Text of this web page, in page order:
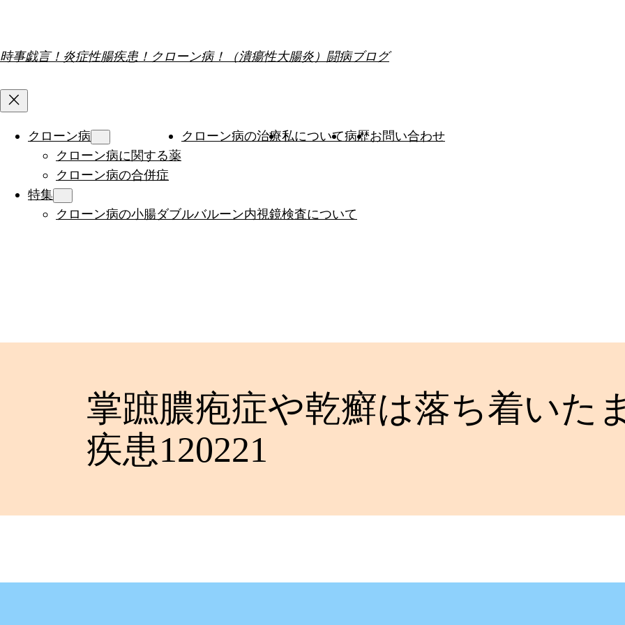
を
ス
キ
ッ
時事戯言！炎症性腸疾患！クローン病！（潰瘍性大腸炎）闘病ブログ
クローン病
クローン病に関する薬
クローン病の合併症
クローン病の治療私について病歴お問い合わせ
特集
クローン病の小腸ダブルバルーン内視鏡検査について
掌蹠膿疱症や乾癬は落ち着いた
疾患120221